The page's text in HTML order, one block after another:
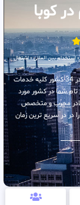
کوبا
»استخدام بین المللی»اشتغال
موسسه بین المللی ثبتا (Sabtta Group) با ایجاد شعب خود در 34 کشور کلیه خدمات
تام شما در کشور مورد
کادر مجرب و متخصص
در در سریع ترین زمان